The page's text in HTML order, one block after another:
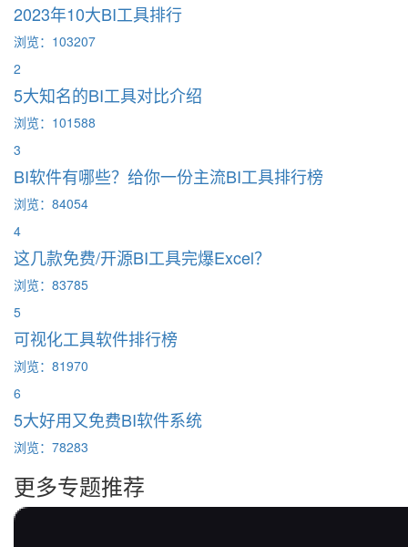
2023年10大BI工具排行
浏览：103207
2
5大知名的BI工具对比介绍
浏览：101588
3
BI软件有哪些？给你一份主流BI工具排行榜
浏览：84054
4
这几款免费/开源BI工具完爆Excel？
浏览：83785
5
可视化工具软件排行榜
浏览：81970
6
5大好用又免费BI软件系统
浏览：78283
更多专题推荐